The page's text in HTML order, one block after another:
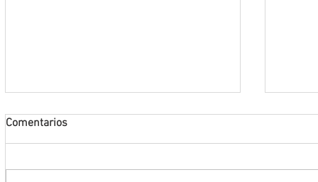
Comentarios